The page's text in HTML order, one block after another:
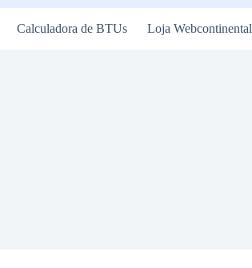
Calculadora de BTUs Loja Webcontinental